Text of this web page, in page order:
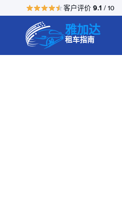
客户评价 9.1 / 10
雅加达
租车指南